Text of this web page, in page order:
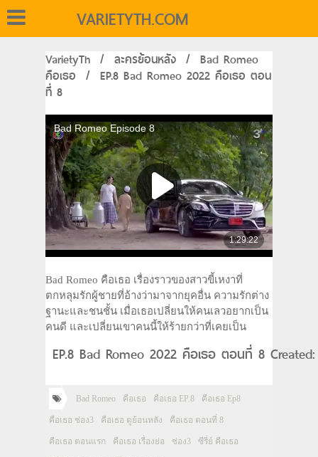
VARIETYTH.COM
VarietyTh / ละครย้อนหลัง / Bad Romeo
คือเธอ / EP.8 Bad Romeo 2022 คือเธอ ตอน
ที่ 8
Bad Romeo คือเธอ เรื่องราวของสาวขี้เหงาที่
ตกหลุมรักผู้ชายที่อ้างว่ามาจากยุคอื่น ความรักต่าง
ฐานะและชนชั้น เมื่อเธอเปลี่ยนให้คนเลวอยากเป็น
คนดี และเปลี่ยนเขาคนนี้ให้ร้ายกว่าที่เคยเป็น
EP.8 Bad Romeo 2022 คือเธอ ตอนที่ 8
Bad Romeo คือเธอ คือเธอ EP.8 คือเธอ Ep8
คือเธอ ช่อง3 คือเธอ ดูย้อนหลัง คือเธอ ตอนที่ 8
คือเธอ ตอนแรก คือเธอ เรื่องย่อ ช่อง3 ซีรี่ย์ คือเธอ